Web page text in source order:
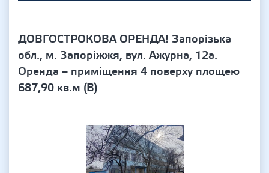
ДОВГОСТРОКОВА ОРЕНДА! Запорізька
обл., м. Запоріжжя, вул. Ажурна, 12а.
Оренда – приміщення 4 поверху площею
687,90 кв.м (В)